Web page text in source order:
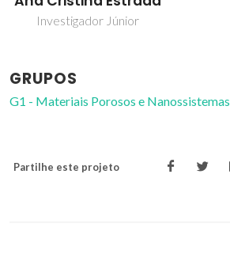
Investigador Júnior
GRUPOS
G1 - Materiais Porosos e Nanossistemas
Partilhe este projeto